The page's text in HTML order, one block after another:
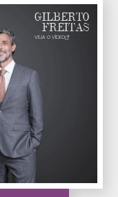
GILBERTO
FREITAS
VEJA O VÍDEO